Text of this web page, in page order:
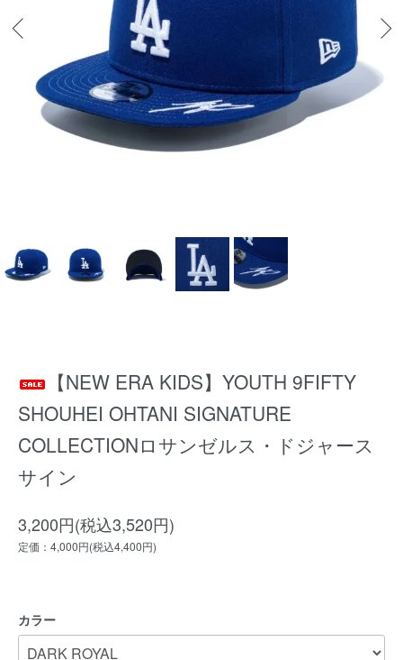
【NEW ERA KIDS】YOUTH 9FIFTY
SHOUHEI OHTANI SIGNATURE
COLLECTIONロサンゼルス・ドジャース
サイン
3,200円(税込3,520円)
定価：4,000円(税込4,400円)
カラー